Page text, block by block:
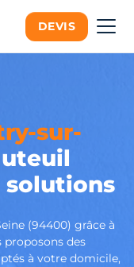
DEVIS
sur-
solutions
(94400) grâce à
proposons des
à votre domicile,